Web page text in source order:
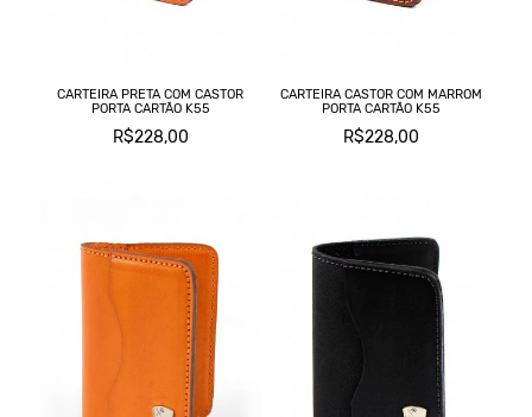
CARTEIRA PRETA COM CASTOR
PORTA CARTÃO K55
R$228,00
CARTEIRA CASTOR COM MARROM
PORTA CARTÃO K55
R$228,00